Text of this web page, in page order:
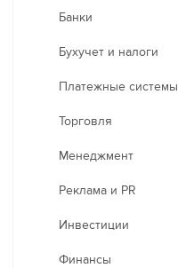
Банки
Бухучет и налоги
Платежные системы
Торговля
Менеджмент
Реклама и PR
Инвестиции
Финансы